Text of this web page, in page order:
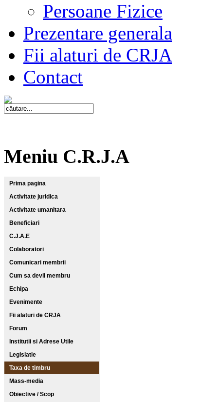
Persoane Fizice
Prezentare generala
Fii alaturi de CRJA
Contact
Meniu C.R.J.A
Prima pagina
Activitate juridica
Activitate umanitara
Beneficiari
C.J.A.E
Colaboratori
Comunicari membrii
Cum sa devii membru
Echipa
Evenimente
Fii alaturi de CRJA
Forum
Institutii si Adrese Utile
Legislatie
Taxa de timbru
Mass-media
Obiective / Scop